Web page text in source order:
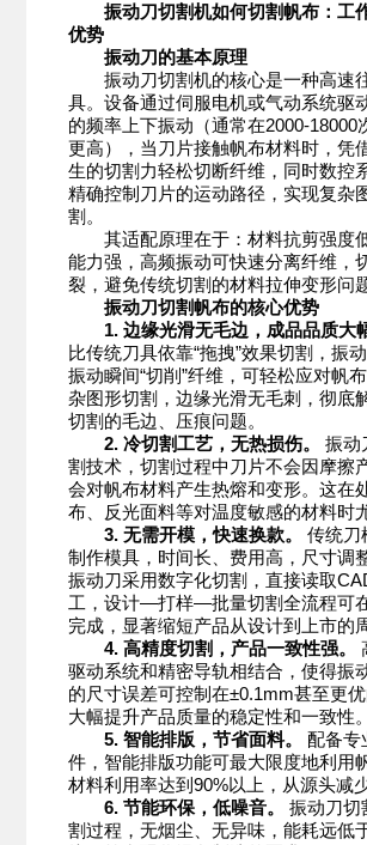
振动刀切割机如何切割帆布：工
优势
振动刀的基本原理
振动刀切割机的核心是一种高速
具。设备通过伺服电机或气动系统驱
的频率上下振动（通常在2000-18000
更高），当刀片接触帆布材料时，凭
生的切割力轻松切断纤维，同时数控
精确控制刀片的运动路径，实现复杂
割。
其适配原理在于：材料抗剪强度
能力强，高频振动可快速分离纤维，
裂，避免传统切割的材料拉伸变形问
振动刀切割帆布的核心优势
1. 边缘光滑无毛边，成品品质大
比传统刀具依靠“拖拽”效果切割，振
振动瞬间“切削”纤维，可轻松应对帆
杂图形切割，边缘光滑无毛刺，彻底
切割的毛边、压痕问题。
2. 冷切割工艺，无热损伤。
振动
割技术，切割过程中刀片不会因摩擦
会对帆布材料产生热熔和变形。这在
布、反光面料等对温度敏感的材料时
3. 无需开模，快速换款。
传统刀
制作模具，时间长、费用高，尺寸调
振动刀采用数字化切割，直接读取
工，设计—打样—批量切割全流程可
完成，显著缩短产品从设计到上市的
4. 高精度切割，产品一致性强。
驱动系统和精密导轨相结合，使得振
的尺寸误差可控制在±0.1mm甚至更优
大幅提升产品质量的稳定性和一致性。
5. 智能排版，节省面料。
配备专
件，智能排版功能可最大限度地利用
材料利用率达到90%以上，从源头减
6. 节能环保，低噪音。振动刀切
割过程，无烟尘、无异味，能耗远低